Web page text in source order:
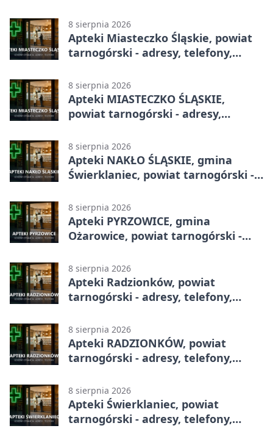
8 sierpnia 2026
Apteki Miasteczko Śląskie, powiat
tarnogórski - adresy, telefony,
8 sierpnia 2026
Apteki MIASTECZKO ŚLĄSKIE,
powiat tarnogórski - adresy,
8 sierpnia 2026
Apteki NAKŁO ŚLĄSKIE, gmina
Świerklaniec, powiat tarnogórski -
8 sierpnia 2026
Apteki PYRZOWICE, gmina
Ożarowice, powiat tarnogórski -
8 sierpnia 2026
Apteki Radzionków, powiat
tarnogórski - adresy, telefony,
8 sierpnia 2026
Apteki RADZIONKÓW, powiat
tarnogórski - adresy, telefony,
8 sierpnia 2026
Apteki Świerklaniec, powiat
tarnogórski - adresy, telefony,